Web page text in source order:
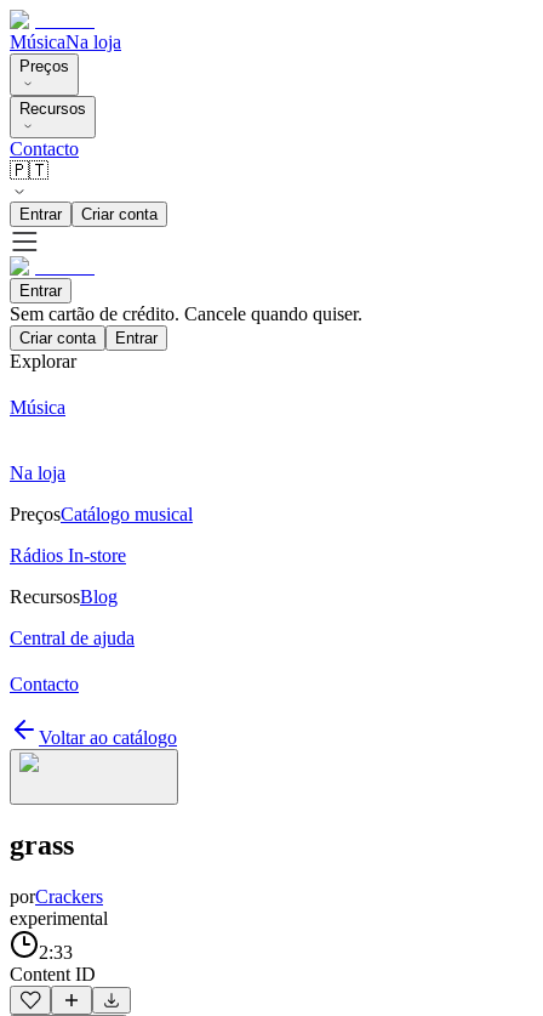
MúsicaNa loja
Preços
Recursos
Contacto
🇵🇹
Entrar Criar conta
Entrar
Sem cartão de crédito. Cancele quando quiser.
Criar conta Entrar
Explorar
Música
Na loja
PreçosCatálogo musical
Rádios In-store
RecursosBlog
Central de ajuda
Contacto
Voltar ao catálogo
grass
porCrackers
experimental
2:33
Content ID